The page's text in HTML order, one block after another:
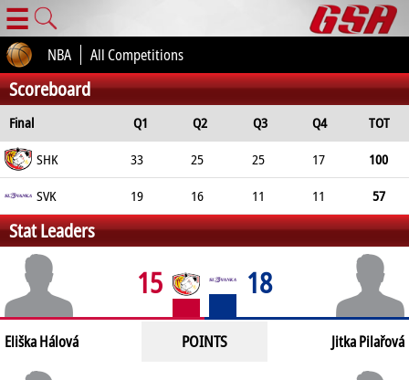
☰
NBA All Competitions
Scoreboard
Final Q1 Q2 Q3 Q4
TOT
SHK
33 25 25 17
100
SVK
19 16 11 11 57
Stat Leaders
15 18
Eliška Hálová POINTS Jitka Pilařová